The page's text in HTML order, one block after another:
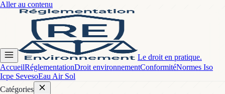
Aller au contenu
Le droit en pratique.
AccueilRéglementationDroit environnementConformitéNormes Iso
Icpe SevesoEau Air Sol
Catégories